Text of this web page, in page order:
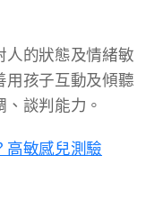
人的狀態及情緒敏
用孩子互動及傾聽
談判能力。
高敏感兒測驗